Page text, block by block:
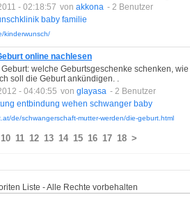
- 02:18:57 von akkona - 2 Benutzer
baby familie
kinderwunsch/
online nachlesen
welche Geburtsgeschenke schenken,
soll die Geburt ankündigen. .
- 04:40:55 von glayasa - 2 Benutzer
entbindung wehen schwanger baby
de/schwangerschaft-mutter-werden/die-geburt.html
10 11 12 13 14 15 16 17 18 >
Liste - Alle Rechte vorbehalten